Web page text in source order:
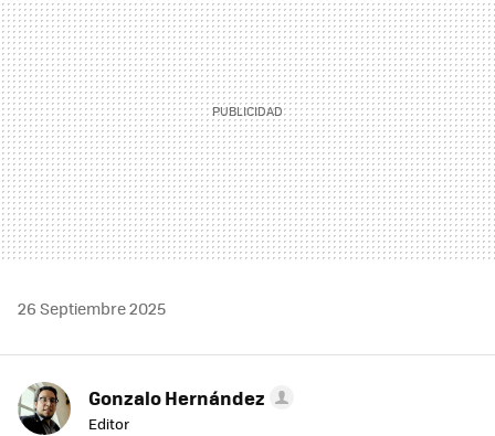
26 Septiembre 2025
Gonzalo Hernández
Editor